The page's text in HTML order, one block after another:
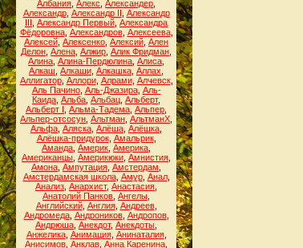
Албания Алекс Александер
Александр, Александр II Александр
III Александр Первый Александра
Фёдоровна, Александров, Алексеева,
Алексей Алексенко Алексий Ален
Делон Алена Алжир Алик Фридман
Алина Алина-Пердюлина Алиса
Алкаш Алкаши Алкашка Аллах
Аллигатор, Аллори, Алрами, Алчевск,
Аль Пачино, Аль-Джазира, Аль-
Каида Альба Альбац Альберт,
Альберт I Альма-Тадема Альпер
Альпер-отсосун Альтман АльтманХ
Альфа Аляска Алёша Алёшка
Алёшка-придурок, Амальрик,
Аманда Америк Америка
Американцы Америкюки Амнистия
Амона Ампутация Амстердам
Амстердамская школа, Амур, Анал,
Анализ Анархист, Анастасия
Анатолий Панков Ангелы
Английский, Англия, Андреев,
Андромеда, Андроников, Андропов,
Андрюша Анекдот, Анекдоты
Анжелика, Анимация, Анинаталия,
Анисимов Анклав Анна Каренина